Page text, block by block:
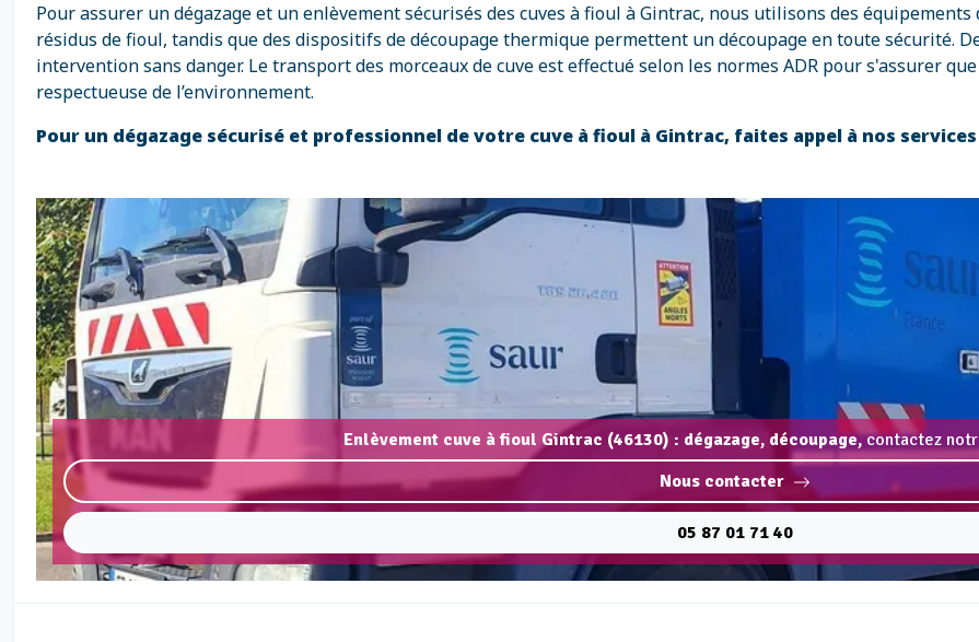
Pour assurer un dégazage et un enlèvement sécurisés des cuves à fioul à Gintrac, nous utilisons des
résidus de fioul, tandis que des dispositifs de découpage thermique permettent un découpage en toute sécurité.
intervention sans danger. Le transport des morceaux de cuve est effectué selon les normes ADR pour s'assurer
respectueuse de l’environnement.
Pour un dégazage sécurisé et professionnel de votre cuve à fioul à Gintrac, faites appel à nos services
Enlèvement cuve à fioul Gintrac (46130) : dégazage, découpage,contactez
Nous contacter
05 87 01 71 40